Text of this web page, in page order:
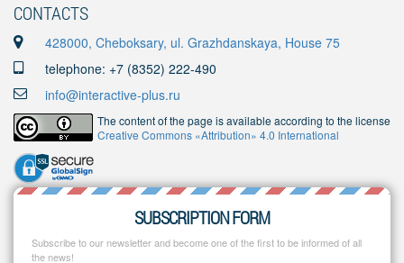
CONTACTS
428000, Cheboksary, ul. Grazhdanskaya, House 75
telephone: +7 (8352) 222-490
info@interactive-plus.ru
The content of the page is available according to the license
Creative Commons «Attribution» 4.0 International
SUBSCRIPTION FORM
Subscribe to our newsletter and become one of the first to be informed of all
the news!